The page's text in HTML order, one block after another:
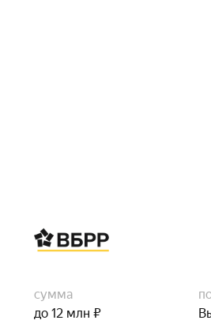
сумма
до 12 млн ₽